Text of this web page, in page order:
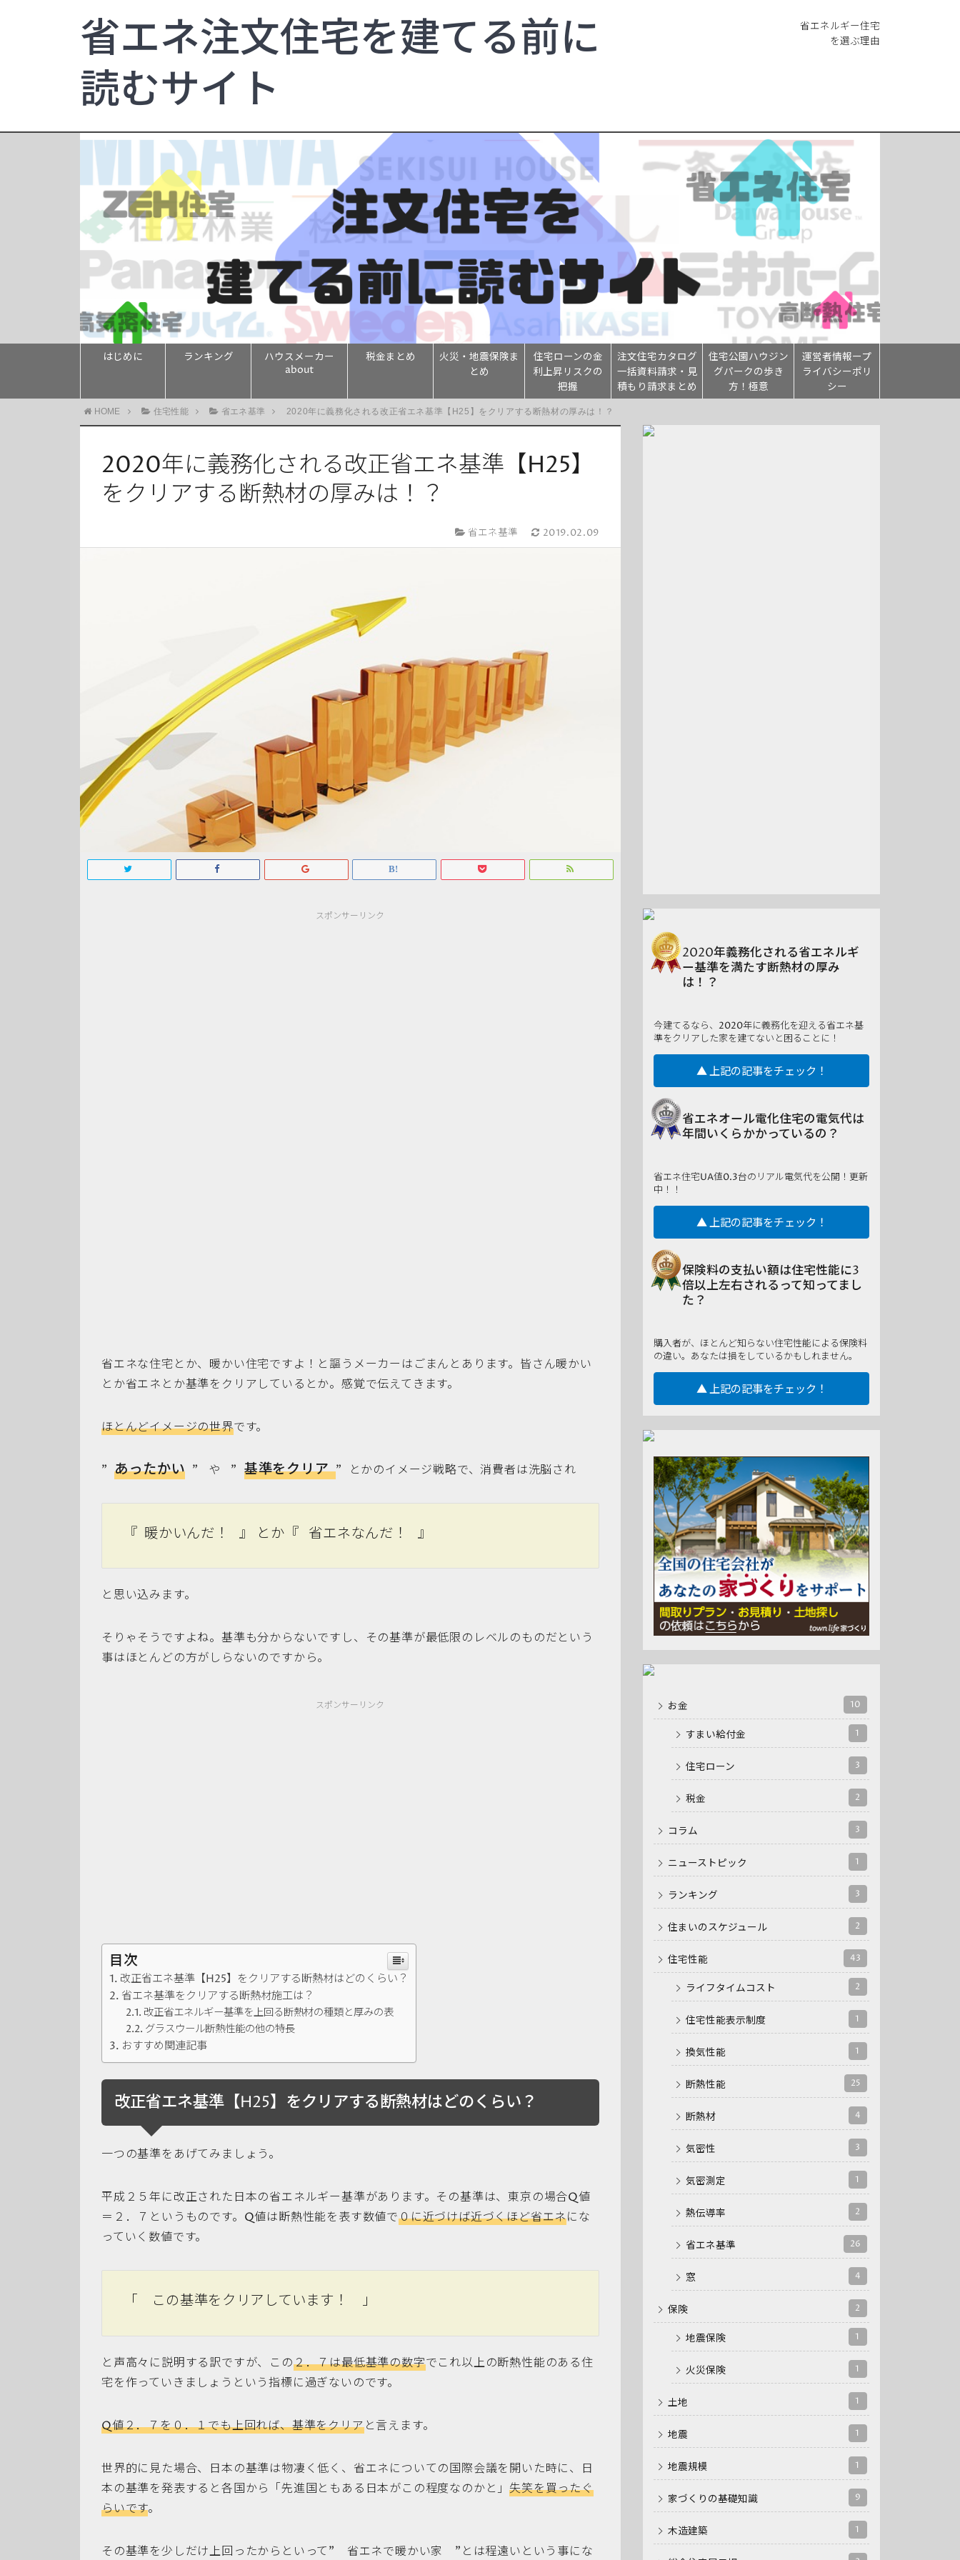
省エネ注文住宅を建てる前に
読むサイト
省エネルギー住宅
を選ぶ理由
はじめに ランキング
ハウスメーカー
about
税金まとめ
火災・地震保険ま
とめ
住宅ローンの金
利上昇リスクの
把握
注文住宅カタログ
一括資料請求・見
積もり請求まとめ
住宅公園ハウジン
グパークの歩き
方！極意
運営者情報ープ
ライバシーポリ
シー
HOME 住宅性能 省エネ基準 2020年に義務化される改正省エネ基準【H25】をクリアする断熱材の厚みは！？
2020年に義務化される改正省エネ基準【H25】
をクリアする断熱材の厚みは！？
省エネ基準 2019.02.09
スポンサーリンク
省エネな住宅とか、暖かい住宅ですよ！と謳うメーカーはごまんとあります。皆さん暖かい
とか省エネとか基準をクリアしているとか。感覚で伝えてきます。
ほとんどイメージの世界です。
”あったかい ” や ” 基準をクリア” とかのイメージ戦略で、消費者は洗脳され
『 暖かいんだ！ 』 とか『 省エネなんだ！ 』
と思い込みます。
そりゃそうですよね。基準も分からないですし、その基準が最低限のレベルのものだという
事はほとんどの方がしらないのですから。
スポンサーリンク
目次
改正省エネ基準【H25】をクリアする断熱材はどのくらい？
省エネ基準をクリアする断熱材施工は？
改正省エネルギー基準を上回る断熱材の種類と厚みの表
グラスウール断熱性能の他の特長
おすすめ関連記事
改正省エネ基準【H25】をクリアする断熱材はどのくらい？
一つの基準をあげてみましょう。
平成２５年に改正された日本の省エネルギー基準があります。その基準は、東京の場合Q値
＝２．７というものです。Q値は断熱性能を表す数値で０に近づけば近づくほど省エネにな
っていく数値です。
「 この基準をクリアしています！ 」
と声高々に説明する訳ですが、この２．７は最低基準の数字でこれ以上の断熱性能のある住
宅を作っていきましょうという指標に過ぎないのです。
Q値２．７を０．１でも上回れば、基準をクリアと言えます。
世界的に見た場合、日本の基準は物凄く低く、省エネについての国際会議を開いた時に、日
本の基準を発表すると各国から「先進国ともある日本がこの程度なのかと」失笑を買ったぐ
らいです。
その基準を少しだけ上回ったからといって” 省エネで暖かい家 ”とは程遠いという事にな
2020年義務化される省エネルギ
ー基準を満たす断熱材の厚み
は！？
今建てるなら、2020年に義務化を迎える省エネ基
準をクリアした家を建てないと困ることに！
▲ 上記の記事をチェック！
省エネオール電化住宅の電気代は
年間いくらかかっているの？
省エネ住宅UA値0.3台のリアル電気代を公開！更新
中！！
▲ 上記の記事をチェック！
保険料の支払い額は住宅性能に3
倍以上左右されるって知ってまし
た？
購入者が、ほとんど知らない住宅性能による保険料
の違い。あなたは損をしているかもしれません。
▲ 上記の記事をチェック！
お金 10
すまい給付金 1
住宅ローン 3
税金 2
コラム 3
ニューストピック 1
ランキング 3
住まいのスケジュール 2
住宅性能 43
ライフタイムコスト 2
住宅性能表示制度 1
換気性能 1
断熱性能 25
断熱材 4
気密性 3
気密測定 1
熱伝導率 2
省エネ基準 26
窓 4
保険 2
地震保険 1
火災保険 1
土地 1
地震 1
地震規模 1
家づくりの基礎知識 9
木造建築 1